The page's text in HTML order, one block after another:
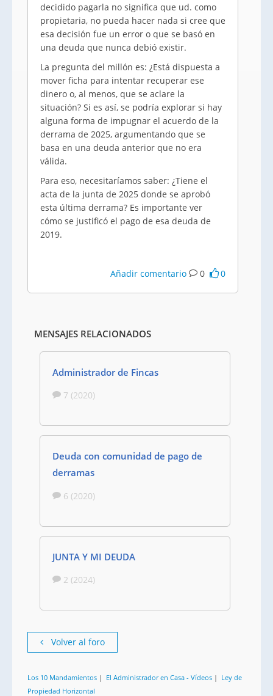
decidido pagarla no significa que ud. como
propietaria, no pueda hacer nada si cree que
esa decisión fue un error o que se basó en
una deuda que nunca debió existir.
La pregunta del millón es: ¿Está dispuesta a
mover ficha para intentar recuperar ese
dinero o, al menos, que se aclare la
situación? Si es así, se podría explorar si hay
alguna forma de impugnar el acuerdo de la
derrama de 2025, argumentando que se
basa en una deuda anterior que no era
válida.
Para eso, necesitaríamos saber: ¿Tiene el
acta de la junta de 2025 donde se aprobó
esta última derrama? Es importante ver
cómo se justificó el pago de esa deuda de
2019.
Añadir comentario 0 0
MENSAJES RELACIONADOS
Administrador de Fincas
7 (2020)
Deuda con comunidad de pago de
derramas
6 (2020)
JUNTA Y MI DEUDA
2 (2024)
Volver al foro
Los 10 Mandamientos | El Administrador en Casa - Vídeos | Ley de
Propiedad Horizontal